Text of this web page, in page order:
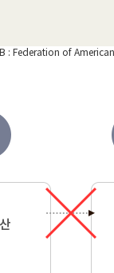
: Federation of